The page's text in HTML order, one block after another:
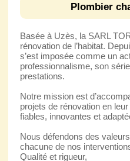
Plombier
Basée à Uzès, la SARL
rénovation de l’habitat.
s’est imposée comme un
professionnalisme, son
prestations.
Notre mission est
projets de rénovation en
fiables, innovantes et
Nous défendons des
chacune de nos
Qualité et rigueur,